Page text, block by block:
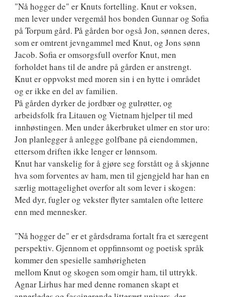
"Nå hogger de" er Knuts fortelling. Knut er voksen,
men lever under vergemål hos bonden Gunnar og Sofia
på Torpum gård. På gården bor også Jon, sønnen deres,
som er omtrent jevngammel med Knut, og Jons sønn
Jacob. Sofia er omsorgsfull overfor Knut, men
forholdet hans til de andre på gården er anstrengt.
Knut er oppvokst med moren sin i en hytte i området
og er ikke en del av familien.
På gården dyrker de jordbær og gulrøtter, og
arbeidsfolk fra Litauen og Vietnam hjelper til med
innhøstingen. Men under åkerbruket ulmer en stor uro:
Jon planlegger å anlegge golfbane på eiendommen,
ettersom driften ikke lenger er lønnsom.
Knut har vanskelig for å gjøre seg forstått og å skjønne
hva som forventes av ham, men til gjengjeld har han en
særlig mottagelighet overfor alt som lever i skogen:
Med dyr, fugler og vekster flyter samtalen ofte lettere
enn med mennesker.
"Nå hogger de" er et gårdsdrama fortalt fra et særegent
perspektiv. Gjennom et oppfinnsomt og poetisk språk
kommer den spesielle samhørigheten
mellom Knut og skogen som omgir ham, til uttrykk.
Agnar Lirhus har med denne romanen skapt et